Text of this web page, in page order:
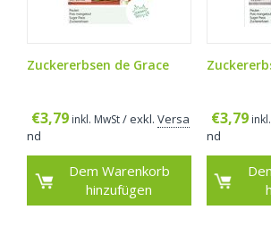
Zuckererbsen de Grace
€3,79 inkl. MwSt/ exkl. Versa
nd
Dem Warenkorb
hinzufügen
€3,79
nd